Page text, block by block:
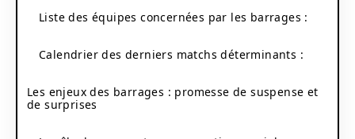
Liste des équipes concernées par les barrages :
Calendrier des derniers matchs déterminants :
Les enjeux des barrages : promesse de suspense et
de surprises